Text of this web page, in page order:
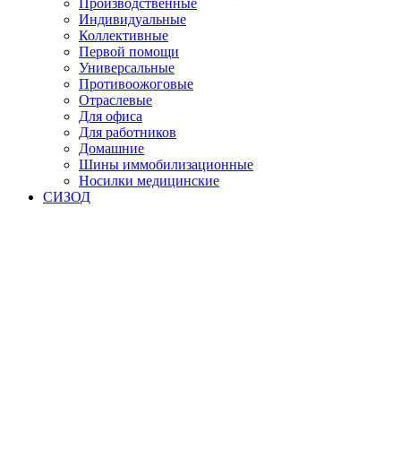
Производственные
Индивидуальные
Коллективные
Первой помощи
Универсальные
Противоожоговые
Отраслевые
Для офиса
Для работников
Домашние
Шины иммобилизационные
Носилки медицинские
СИЗОД